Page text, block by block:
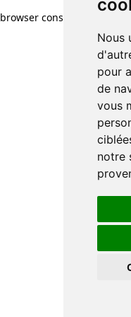
Nous
pour
de
vous
notre
browser console for more